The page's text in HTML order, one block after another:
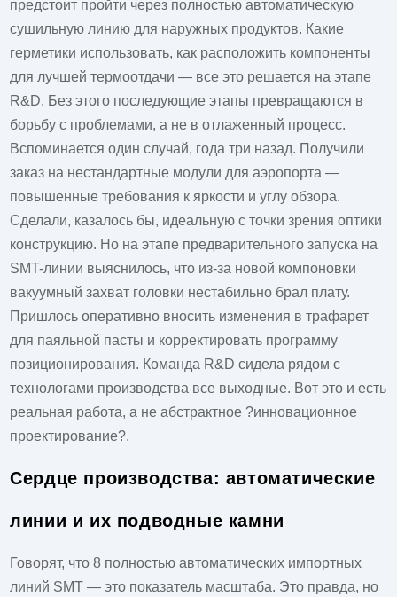
предстоит пройти через полностью автоматическую
сушильную линию для наружных продуктов. Какие
герметики использовать, как расположить компоненты
для лучшей термоотдачи — все это решается на этапе
R&D. Без этого последующие этапы превращаются в
борьбу с проблемами, а не в отлаженный процесс.
Вспоминается один случай, года три назад. Получили
заказ на нестандартные модули для аэропорта —
повышенные требования к яркости и углу обзора.
Сделали, казалось бы, идеальную с точки зрения оптики
конструкцию. Но на этапе предварительного запуска на
SMT-линии выяснилось, что из-за новой компоновки
вакуумный захват головки нестабильно брал плату.
Пришлось оперативно вносить изменения в трафарет
для паяльной пасты и корректировать программу
позиционирования. Команда R&D сидела рядом с
технологами производства все выходные. Вот это и есть
реальная работа, а не абстрактное ?инновационное
проектирование?.
Сердце производства: автоматические
линии и их подводные камни
Говорят, что 8 полностью автоматических импортных
линий SMT — это показатель масштаба. Это правда, но